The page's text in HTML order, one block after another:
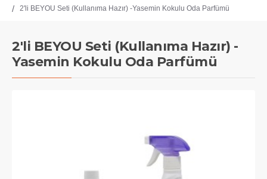
2'li BEYOU Seti (Kullanıma Hazır) -Yasemin Kokulu Oda Parfümü
2'li BEYOU Seti (Kullanıma Hazır) -
Yasemin Kokulu Oda Parfümü